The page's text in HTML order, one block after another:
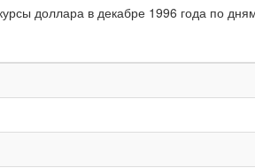
доллара в декабре 1996 года по